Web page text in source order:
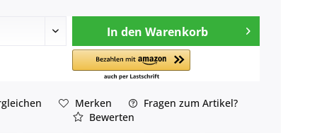
In den Warenkorb
Merken
Fragen zum Artikel?
Bewerten